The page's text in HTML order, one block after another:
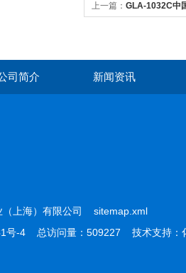
上一篇： GLA-1032C中
司简介 新闻资讯
（上海）有限公司 sitemap.xml
号-4 总访问量：509227 技术支持：